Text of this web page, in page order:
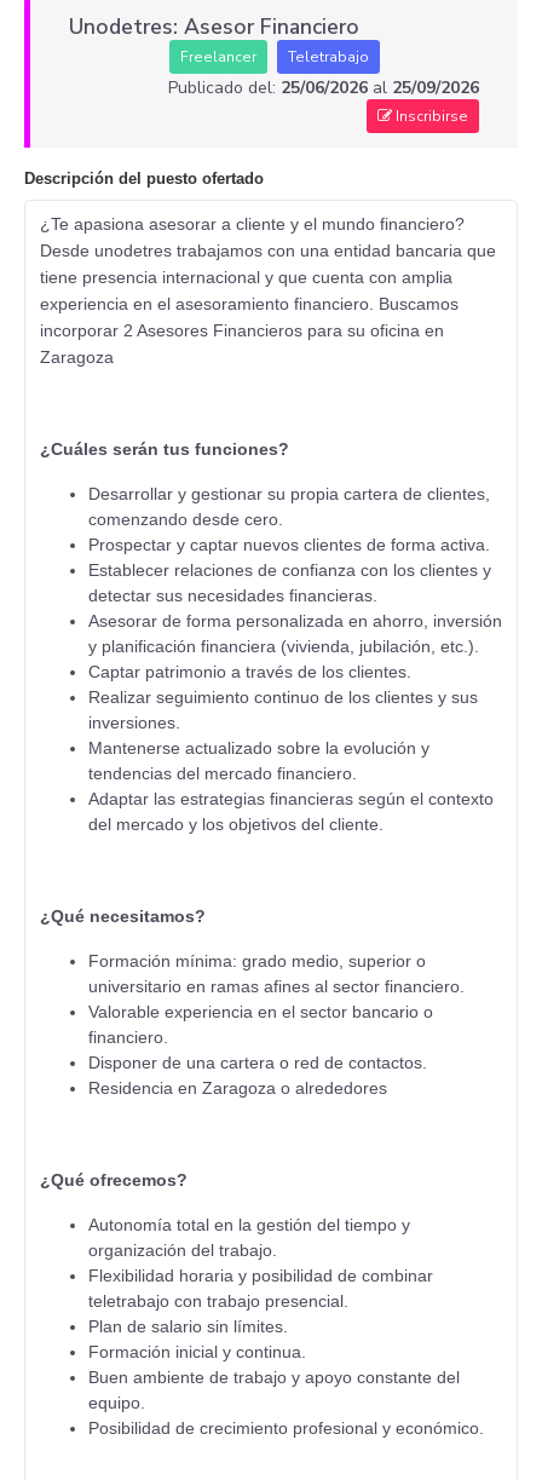
Unodetres: Asesor Financiero
Freelancer Teletrabajo
Publicado del: 25/06/2026 al 25/09/2026
Inscribirse
Descripción del puesto ofertado
¿Te apasiona asesorar a cliente y el mundo financiero?
Desde unodetres trabajamos con una entidad bancaria que
tiene presencia internacional y que cuenta con amplia
experiencia en el asesoramiento financiero. Buscamos
incorporar 2 Asesores Financieros para su oficina en
Zaragoza
¿Cuáles serán tus funciones?
Desarrollar y gestionar su propia cartera de clientes,
comenzando desde cero.
Prospectar y captar nuevos clientes de forma activa.
Establecer relaciones de confianza con los clientes y
detectar sus necesidades financieras.
Asesorar de forma personalizada en ahorro, inversión
y planificación financiera (vivienda, jubilación, etc.).
Captar patrimonio a través de los clientes.
Realizar seguimiento continuo de los clientes y sus
inversiones.
Mantenerse actualizado sobre la evolución y
tendencias del mercado financiero.
Adaptar las estrategias financieras según el contexto
del mercado y los objetivos del cliente.
¿Qué necesitamos?
Formación mínima: grado medio, superior o
universitario en ramas afines al sector financiero.
Valorable experiencia en el sector bancario o
financiero.
Disponer de una cartera o red de contactos.
Residencia en Zaragoza o alrededores
¿Qué ofrecemos?
Autonomía total en la gestión del tiempo y
organización del trabajo.
Flexibilidad horaria y posibilidad de combinar
teletrabajo con trabajo presencial.
Plan de salario sin límites.
Formación inicial y continua.
Buen ambiente de trabajo y apoyo constante del
equipo.
Posibilidad de crecimiento profesional y económico.